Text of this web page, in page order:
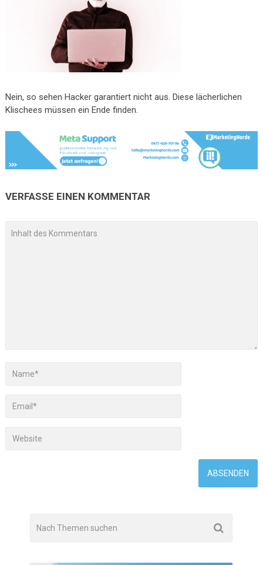
Nein, so sehen Hacker garantiert nicht aus. Diese lächerlichen
Klischees müssen ein Ende finden.
VERFASSE EINEN KOMMENTAR